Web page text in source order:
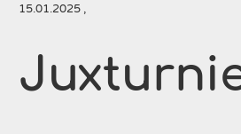
15.01.2025 ,